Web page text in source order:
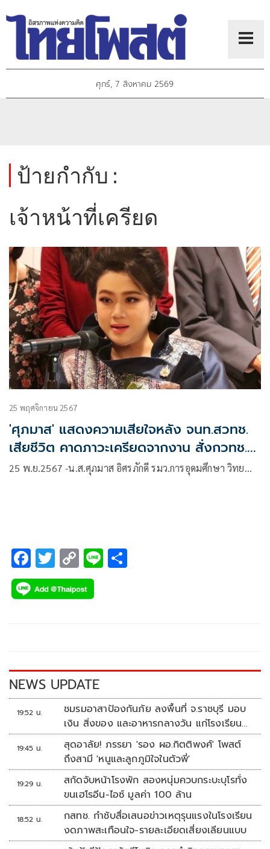
ศุกร์, 7 สิงหาคม 2569
ป้ายกำกับ :
เจ้าหน้าที่เครียด
25 พฤศจิกายน 2567
'ศุภมาส' แสดงความเสียใจหลัง จนท.สวทช.
เสียชีวิต คาดภาวะเครียดจากงาน สั่งกวทช. -
ปลัดอว. หาทางแก้ปัญหา
25 พ.ย.2567 -น.ส.ศุภมาส อิศรภักดี รมว.การอุดมศึกษา วิทย…
F
ac
e
k
T
wi
tt
C
o
p
k
Li
NEWS UPDATE
19:52 น.
ชมรมอาสาป้องกันภัย ลงพื้นที่ จ.ราชบุรี มอบ
เงิน สิ่งของ และอาหารกลางวัน แก่โรงเรียน
บ้านหนองน้ำใส
19:45 น.
สุดอาลัย! ภรรยา 'รอง ผอ.กิตติพงศ์' โพสต์
ถึงสามี 'หนูและลูกภูมิใจในตัวพี่'
19:29 น.
สกัดจับหน้าโรงพัก สองหนุ่มควบกระบะบุโรทั่ง
ขนเฮโรอีน-ไอซ์ มูลค่า 100 ล้าน
18:52 น.
กสทช. กำชับสื่อเสนอข่าวเหตุรุนแรงในโรงเรียน
งดภาพสะเทือนใจ-รายละเอียดเสี่ยงเลียนแบบ